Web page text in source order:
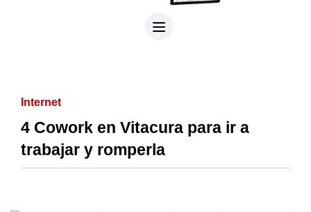
Internet
4 Cowork en Vitacura para ir a
trabajar y romperla